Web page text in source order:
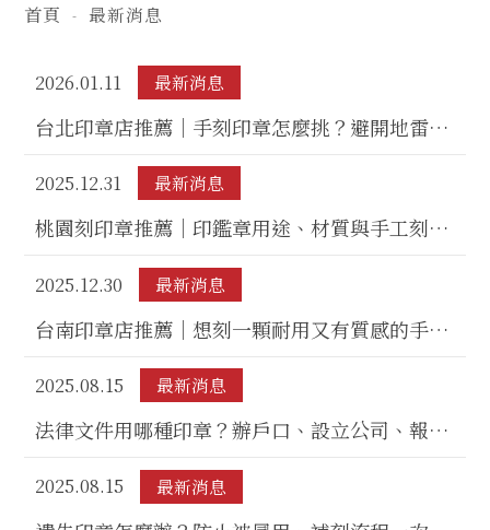
首頁 最新消息
2026.01.11 最新消息
台北印章店推薦｜手刻印章怎麼挑？避開地雷、
材質刻工一次看懂
2025.12.31 最新消息
桃園刻印章推薦｜印鑑章用途、材質與手工刻印
2025.12.30 最新消息
台南印章店推薦｜想刻一顆耐用又有質感的手工
印章？先看這篇
2025.08.15 最新消息
法律文件用哪種印章？辦戶口、設立公司、報稅
｜高雄刻印章店推薦
2025.08.15 最新消息